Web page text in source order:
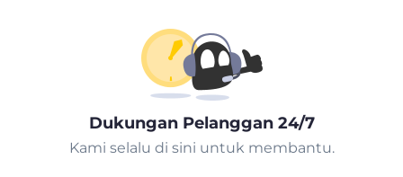
Dukungan Pelanggan 24/7
Kami selalu di sini untuk membantu.